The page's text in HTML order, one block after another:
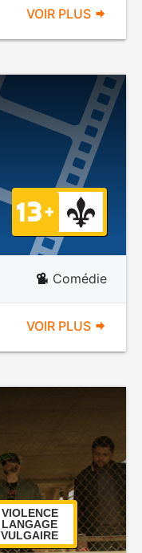
VOIR PLUS
Comédie
VOIR PLUS
VIOLENCE
LANGAGE
VULGAIRE